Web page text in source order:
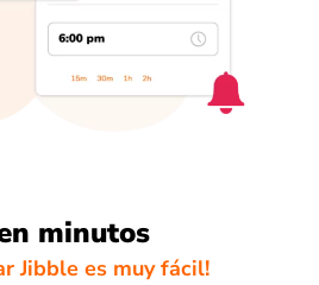
minutos
Jibble es muy fácil!